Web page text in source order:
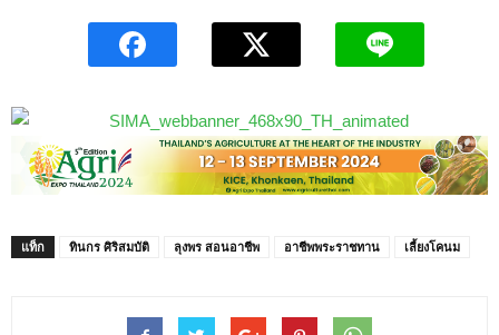
แท็ก ทินกร ศิริสมบัติ ลุงพร สอนอาชีพ อาชีพพระราชทาน เลี้ยงโคนม